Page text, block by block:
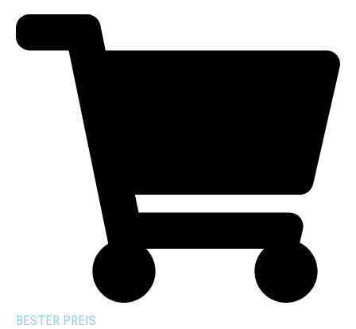
BESTER PREIS